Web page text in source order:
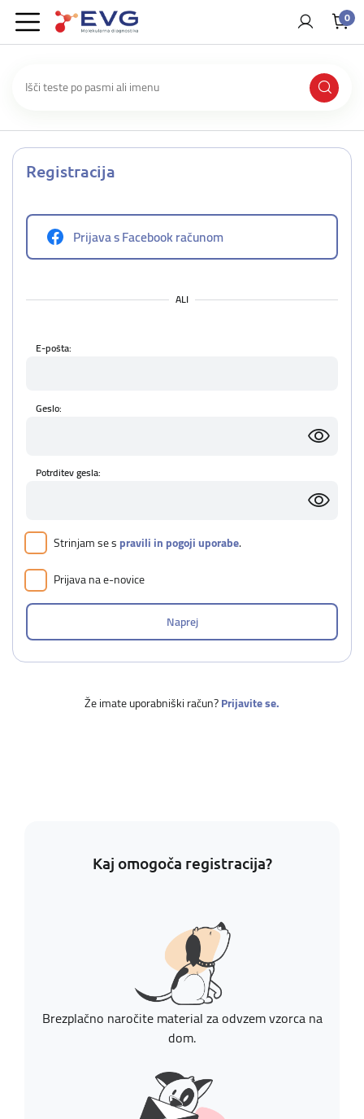
0
Registracija
Prijava s Facebook računom
ALI
E-pošta:
Geslo:
Potrditev gesla:
Strinjam se spravili in pogoji uporabe.
Prijava na e-novice
Že imate uporabniški račun?Prijavite se.
Kaj omogoča registracija?
Brezplačno naročite material za odvzem vzorca na
dom.